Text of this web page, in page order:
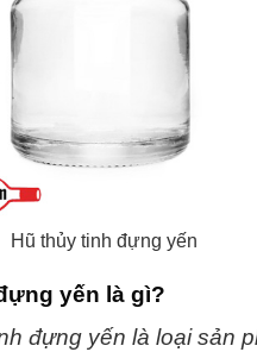
Hũ thủy tinh đựng yến
yến là gì?
đựng yến là loại sản